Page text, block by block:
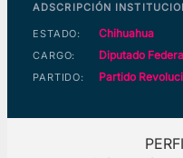
ADSCRIPCIÓN
ESTADO: Chihuahua
CARGO: Diputado
PARTIDO: Partido